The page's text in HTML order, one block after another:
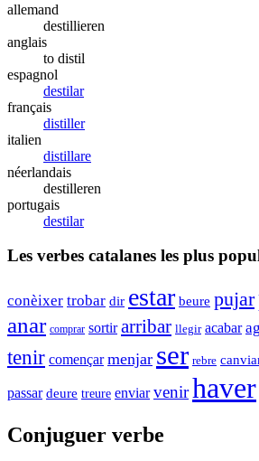
allemand
destillieren
anglais
to distil
espagnol
destilar
français
distiller
italien
distillare
néerlandais
destilleren
portugais
destilar
Les verbes catalanes les plus
conèixer trobar dir estar beure pujar
anar comprar sortir arribar llegir acabar
tenir començar menjar ser rebre
passar deure treure enviar venirhaver
Conjuguer verbe